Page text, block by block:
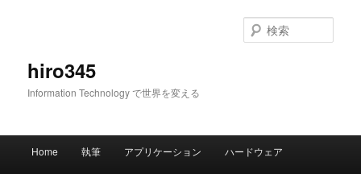
hiro345
Information Technology で世界を変える
索
Home 執筆 アプリケーション ハードウェア